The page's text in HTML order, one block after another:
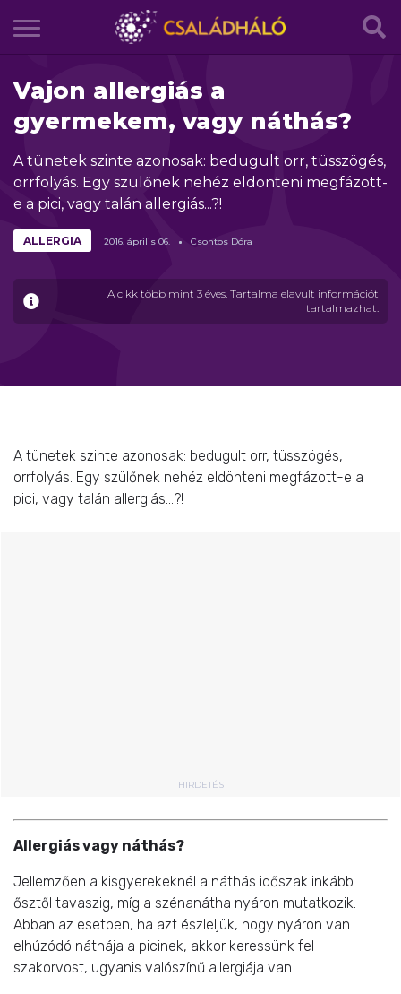
Vajon allergiás a
gyermekem, vagy náthás?
A tünetek szinte azonosak: bedugult orr, tüsszögés,
orrfolyás. Egy szülőnek nehéz eldönteni megfázott-
e a pici, vagy talán allergiás...?!
A cikk több mint 3 éves. Tartalma elavult információt
tartalmazhat.
ALLERGIA 2016. április 06. Csontos Dóra
A tünetek szinte azonosak: bedugult orr, tüsszögés,
orrfolyás. Egy szülőnek nehéz eldönteni megfázott-e a
pici, vagy talán allergiás…?!
HIRDETÉS
Allergiás vagy náthás?
Jellemzően a kisgyerekeknél a náthás időszak inkább
ősztől tavaszig, míg a szénanátha nyáron mutatkozik.
Abban az esetben, ha azt észleljük, hogy nyáron van
elhúzódó náthája a picinek, akkor keressünk fel
szakorvost, ugyanis valószínű allergiája van.